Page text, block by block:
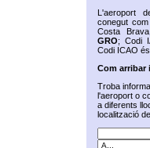
L'aeroport
conegut
Costa
GRO; Codi
Codi ICAO és
Com arribar
Troba
l'aeroport o
a diferents
localització